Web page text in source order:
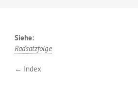
Siehe:
Radsatzfolge
← Index